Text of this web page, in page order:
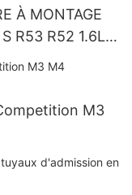
À MONTAGE
R53 R52 1.6L
M3